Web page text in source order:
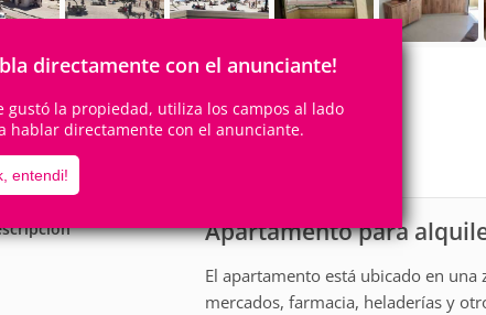
directamente con el anunciante!
gustó la propiedad, utiliza los campos al lado
hablar directamente con el anunciante.
entendi!
8Personas 3Cuartos
Apartamento para
El apartamento está ubicado en una
mercados, farmacia, heladerías y